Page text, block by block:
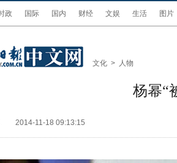
政 国际 国内 财经 文娱 生活 图片
文化 > 人物
杨幂“
2014-11-18 09:13:15